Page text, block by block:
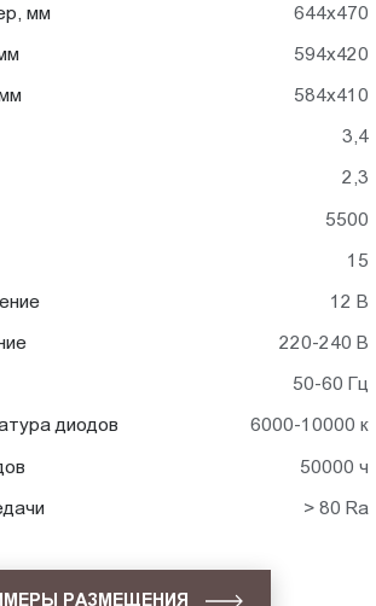
мм 644x470
594x420
584x410
3,4
2,3
5500
15
12 В
220-240 В
50-60 Гц
диодов 6000-10000 к
50000 ч
> 80 Ra
РАЗМЕЩЕНИЯ